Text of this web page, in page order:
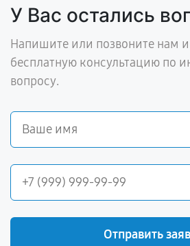
У Вас остались
Напишите или позвоните нам
бесплатную консультацию по
вопросу.
Отправить